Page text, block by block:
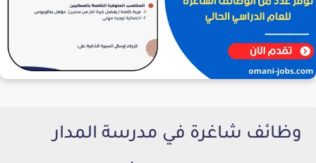
وظائف شاغرة في مدرسة المدار